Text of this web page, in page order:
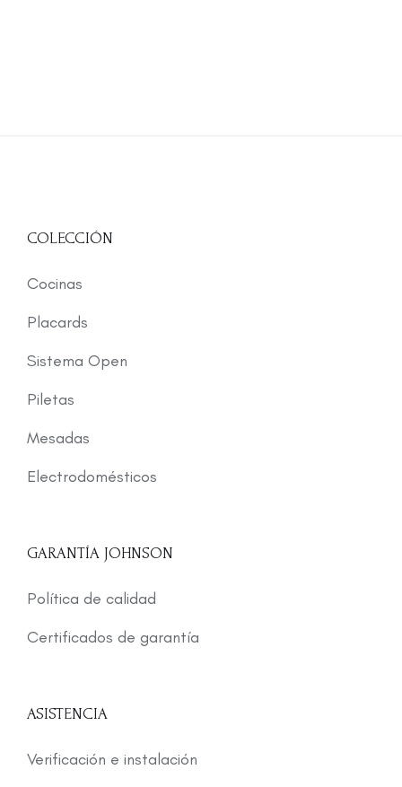
COLECCIÓN
Cocinas
Placards
Sistema Open
Piletas
Mesadas
Electrodomésticos
GARANTÍA JOHNSON
Política de calidad
Certificados de garantía
ASISTENCIA
Verificación e instalación